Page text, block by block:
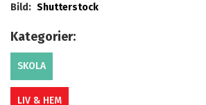
Bild: Shutterstock
Kategorier:
SKOLA
LIV & HEM